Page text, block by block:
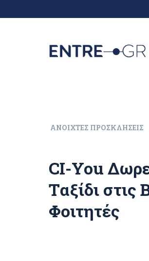
ΑΝΟΙΧΤΈΣ ΠΡΟΣΚΛΉΣΕΙΣ
CI-You
Ταξίδι στις
Φοιτητές